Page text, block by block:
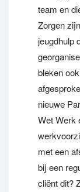
team en
Zorgen
jeugdhulp
bleken
nieuwe
Wet Werk
met een
bij een
cliënt dit?